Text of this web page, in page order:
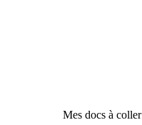
Mes docs à coller